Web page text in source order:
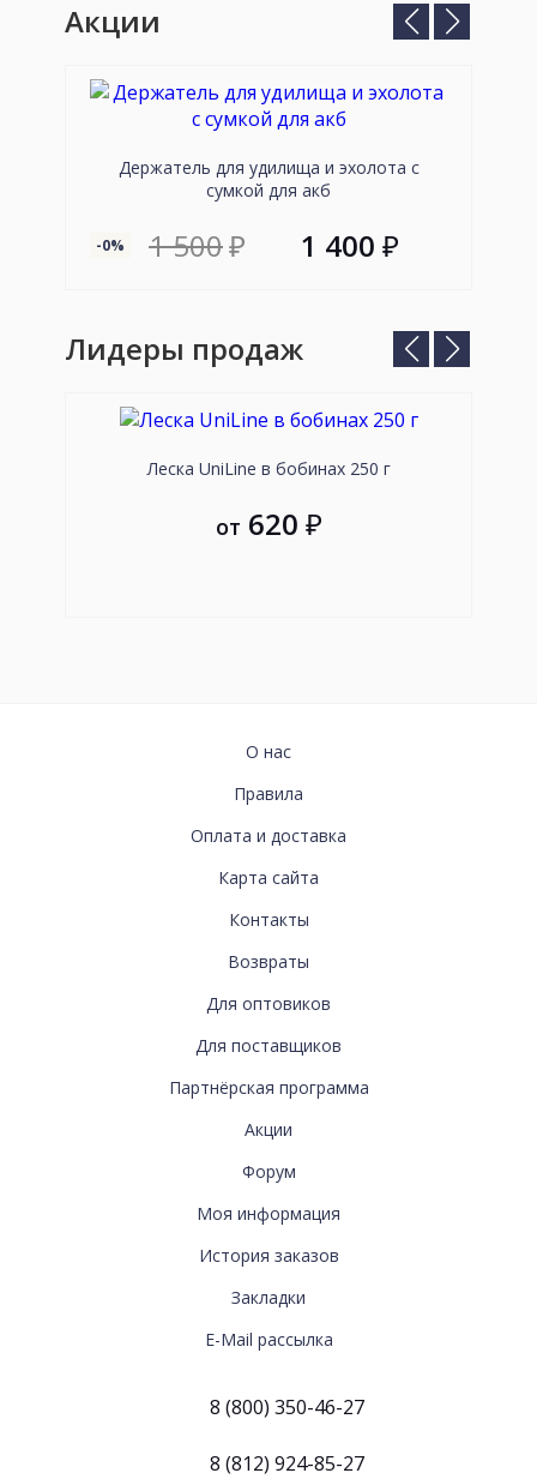
Акции
Предыдущий
слайдслайд
Держатель для удилища и эхолота с
сумкой для акб
-0% 1 500₽ 1 400 ₽
Лидеры продаж
Предыдущий
слайдслайд
Леска UniLine в бобинах 250 г
от 620 ₽
О нас
Правила
Оплата и доставка
Карта сайта
Контакты
Возвраты
Для оптовиков
Для поставщиков
ДОПОЛНИТЕЛЬНО
Партнёрская программа
Акции
Форум
ИНФОРМАЦИЯ
Моя информация
История заказов
Закладки
E-Mail рассылка
8 (800) 350-46-27
8 (812) 924-85-27